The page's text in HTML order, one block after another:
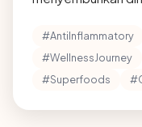
#AntiInflammatory
#WellnessJourney
#Superfoods